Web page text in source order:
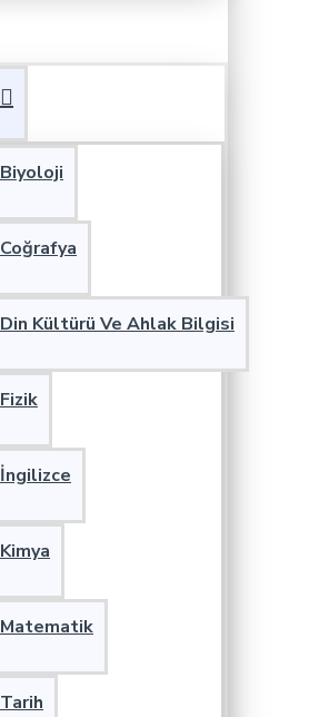
Biyoloji
Coğrafya
Din Kültürü Ve Ahlak Bilgisi
Fizik
İngilizce
Kimya
Matematik
Tarih